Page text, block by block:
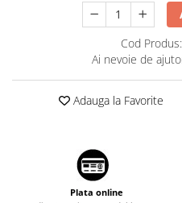
Dopuri anulare clapete admisie
Garnituri galerie admisie BMW
Kit reparatie faruri
Adaptoare auxiliare
Eleron Portbagaj
Cod Produs:
Ai nevoie de
Adauga la Favorite
Plata online